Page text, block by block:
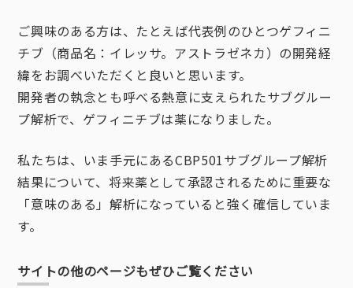
ご興味のある方は、たとえば代表例のひとつゲフィニ
チブ（商品名：イレッサ。アストラゼネカ）の開発経
緯をお調べいただくと良いと思います。
開発者の執念とも呼べる熱意に支えられたサブグルー
プ解析で、ゲフィニチブは薬になりました。
私たちは、いま手元にあるCBP501サブグループ解析
結果について、将来薬として承認されるために重要な
「意味のある」解析になっていると強く確信していま
す。
サイトの他のページもぜひご覧ください